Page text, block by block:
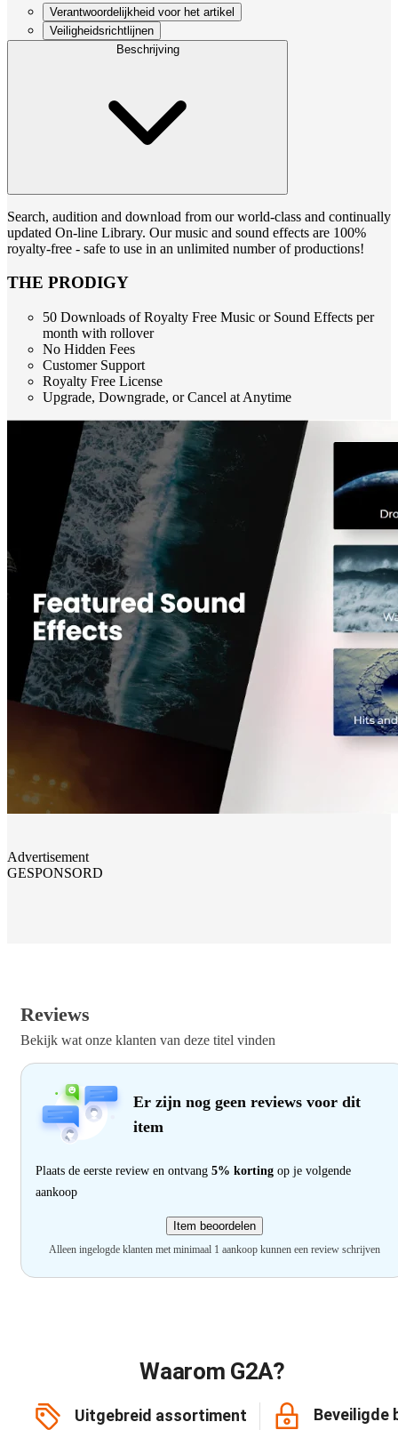
Verantwoordelijkheid voor het artikel
Veiligheidsrichtlijnen
Beschrijving
Search, audition and download from our world-class and continually
updated On-line Library. Our music and sound effects are 100%
royalty-free - safe to use in an unlimited number of productions!
THE PRODIGY
50 Downloads of Royalty Free Music or Sound Effects per
month with rollover
No Hidden Fees
Customer Support
Royalty Free License
Upgrade, Downgrade, or Cancel at Anytime
Advertisement
GESPONSORD
Reviews
Bekijk wat onze klanten van deze titel vinden
Er zijn nog geen reviews voor dit
item
Plaats de eerste review en ontvang 5% korting op je volgende
aankoop
Item beoordelen
Alleen ingelogde klanten met minimaal 1 aankoop kunnen een review schrijven
Waarom G2A?
Uitgebreid assortiment
Beveiligde